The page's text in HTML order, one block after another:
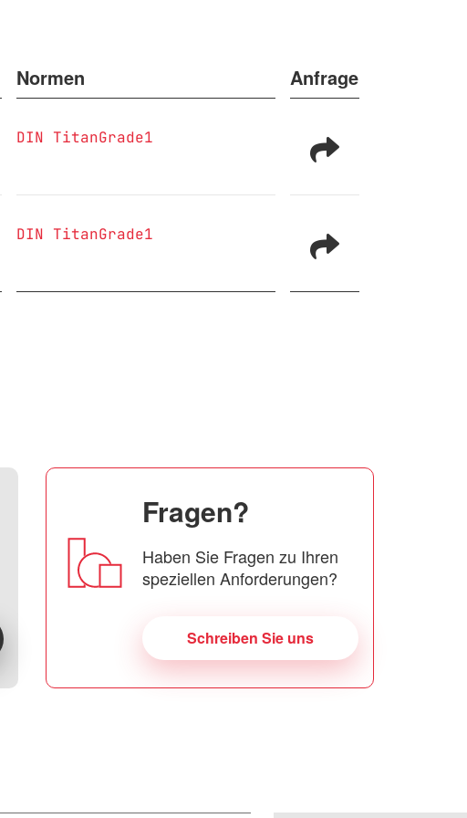
Normen Anfrage
DIN TitanGrade1
DIN TitanGrade1
Fragen?
Haben Sie Fragen zu Ihren
speziellen Anforderungen?
Schreiben Sie uns